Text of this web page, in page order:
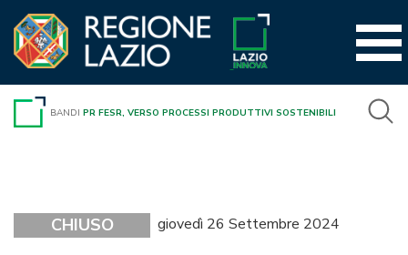
contenuto
BANDI PR FESR, VERSO PROCESSI PRODUTTIVI SOSTENIBILI
CHIUSO giovedì 26 Settembre 2024